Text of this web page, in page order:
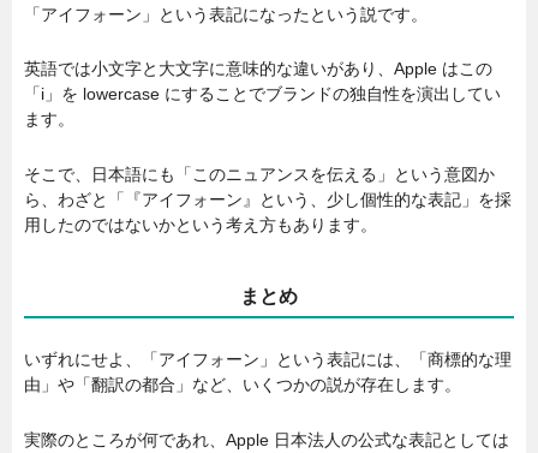
「アイフォーン」という表記になったという説です。
英語では小文字と大文字に意味的な違いがあり、Apple はこの
「i」を lowercase にすることでブランドの独自性を演出してい
ます。
そこで、日本語にも「このニュアンスを伝える」という意図か
ら、わざと「『アイフォーン』という、少し個性的な表記」を採
用したのではないかという考え方もあります。
まとめ
いずれにせよ、「アイフォーン」という表記には、「商標的な理
由」や「翻訳の都合」など、いくつかの説が存在します。
実際のところが何であれ、Apple 日本法人の公式な表記としては